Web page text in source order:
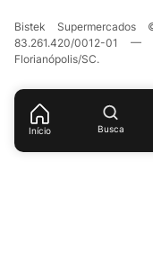
Início Busca
Bistek
83.261.420/0012-01
Florianópolis/SC.